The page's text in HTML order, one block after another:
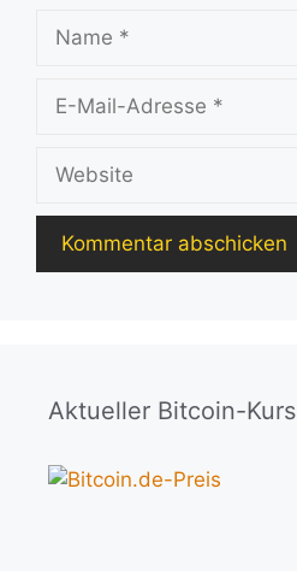
Mail-
Aktueller Bitcoin-Kurs